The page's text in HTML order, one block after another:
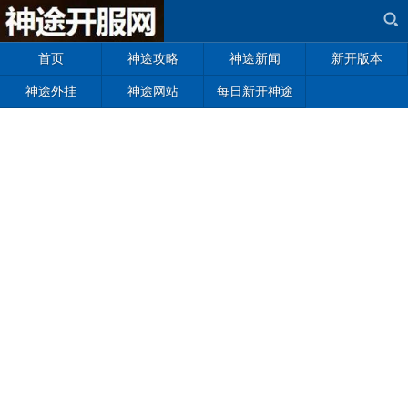
首页 神途攻略 神途新闻 新开版本
神途外挂 神途网站 每日新开神途